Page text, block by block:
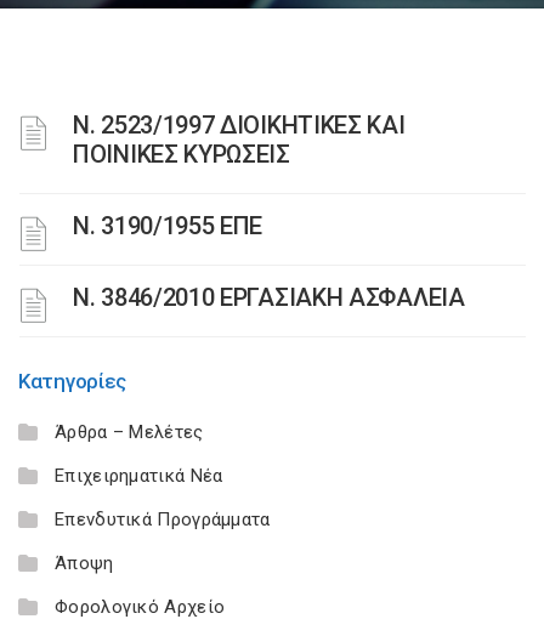
Ν. 2523/1997 ΔΙΟΙΚΗΤΙΚΕΣ ΚΑΙ
ΠΟΙΝΙΚΕΣ ΚΥΡΩΣΕΙΣ
Ν. 3190/1955 ΕΠΕ
Ν. 3846/2010 ΕΡΓΑΣΙΑΚΗ ΑΣΦΑΛΕΙΑ
Κατηγορίες
Άρθρα – Μελέτες
Επιχειρηματικά Νέα
Επενδυτικά Προγράμματα
Άποψη
Φορολογικό Αρχείο